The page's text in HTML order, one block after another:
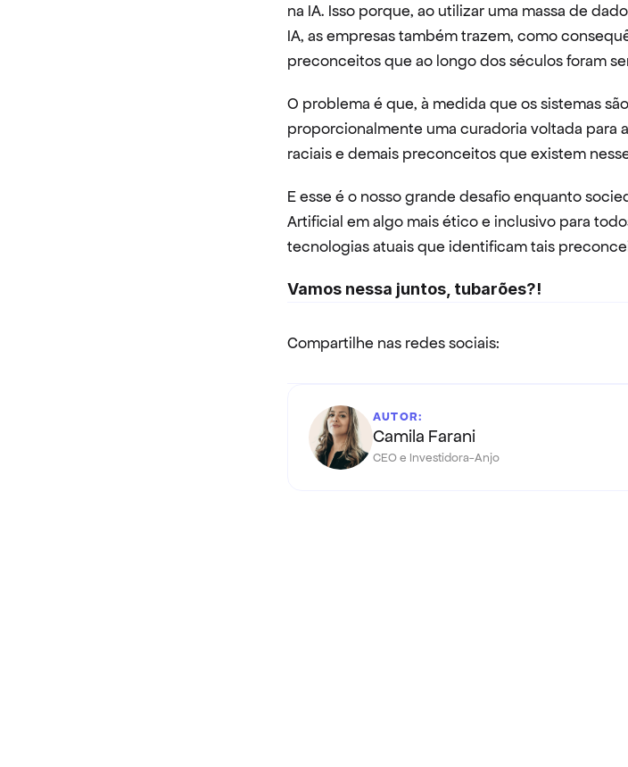
na IA. Isso porque, ao utilizar uma massa de
IA, as empresas também trazem, como
preconceitos que ao longo dos séculos foram
O problema é que, à medida que os sistemas
proporcionalmente uma curadoria voltada para
raciais e demais preconceitos que existem
E esse é o nosso grande desafio enquanto
Artificial em algo mais ético e inclusivo para
tecnologias atuais que identificam tais
Vamos nessa juntos, tubarões?!
Compartilhe nas redes sociais:
AUTOR:
Camila Farani
CEO e Investidora-Anjo